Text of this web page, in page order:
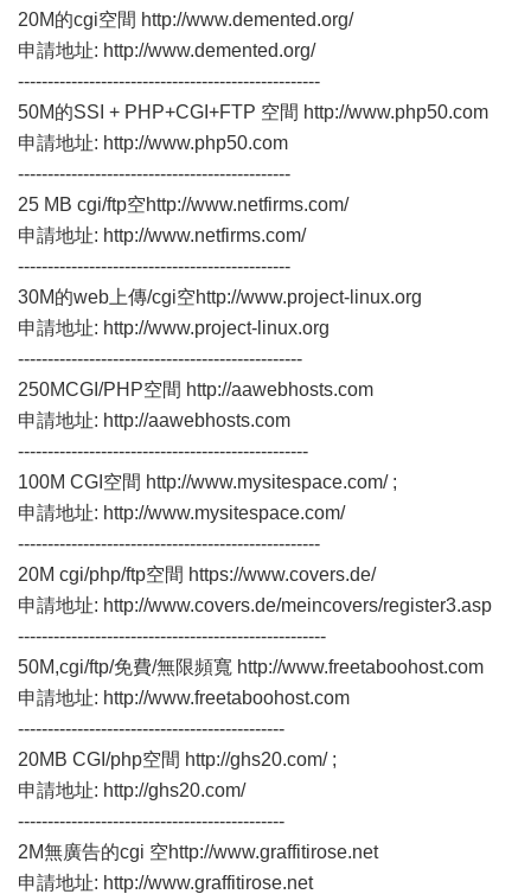
20M的cgi空間 http://www.demented.org/
申請地址: http://www.demented.org/
---------------------------------------------------
50M的SSI + PHP+CGI+FTP 空間 http://www.php50.com
申請地址: http://www.php50.com
----------------------------------------------
25 MB cgi/ftp空http://www.netfirms.com/
申請地址: http://www.netfirms.com/
----------------------------------------------
30M的web上傳/cgi空http://www.project-linux.org
申請地址: http://www.project-linux.org
------------------------------------------------
250MCGI/PHP空間 http://aawebhosts.com
申請地址: http://aawebhosts.com
-------------------------------------------------
100M CGI空間 http://www.mysitespace.com/;
申請地址: http://www.mysitespace.com/
---------------------------------------------------
20M cgi/php/ftp空間 https://www.covers.de/
申請地址: http://www.covers.de/meincovers/register3.asp
----------------------------------------------------
50M,cgi/ftp/免費/無限頻寬 http://www.freetaboohost.com
申請地址: http://www.freetaboohost.com
---------------------------------------------
20MB CGI/php空間 http://ghs20.com/;
申請地址: http://ghs20.com/
---------------------------------------------
2M無廣告的cgi 空http://www.graffitirose.net
申請地址: http://www.graffitirose.net